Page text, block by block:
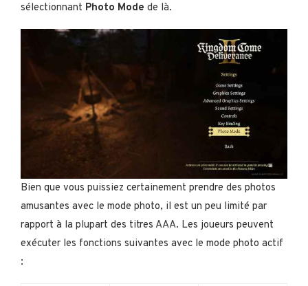
sélectionnant Photo Mode de là.
Bien que vous puissiez certainement prendre des photos
amusantes avec le mode photo, il est un peu limité par
rapport à la plupart des titres AAA. Les joueurs peuvent
exécuter les fonctions suivantes avec le mode photo actif
: